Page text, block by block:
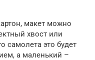
макет можно
хвост или
самолета это будет
а маленький –